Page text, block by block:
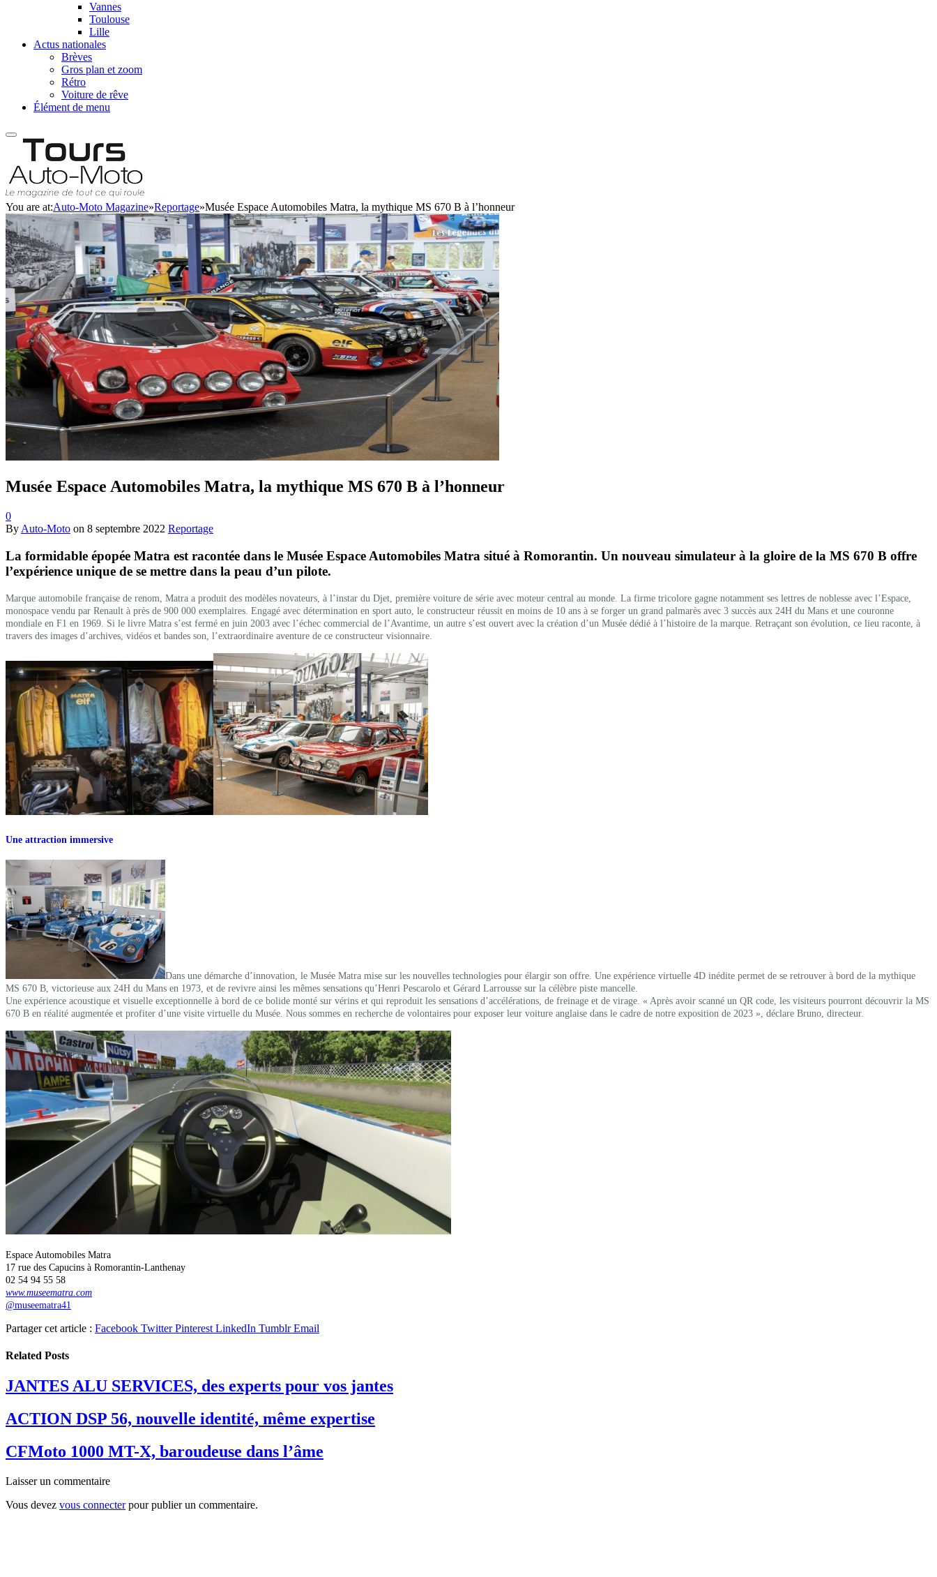
Vannes
Toulouse
Lille
Actus nationales
Brèves
Gros plan et zoom
Rétro
Voiture de rêve
Élément de menu
You are at:Auto-Moto Magazine»Reportage»Musée Espace Automobiles Matra, la mythique MS 670 B à l’honneur
Musée Espace Automobiles Matra, la mythique MS 670 B à l’honneur
0
By Auto-Moto on 8 septembre 2022 Reportage
La formidable épopée Matra est racontée dans le Musée Espace Automobiles Matra situé à Romorantin. Un nouveau simulateur à la gloire de la MS 670 B offre
l’expérience unique de se mettre dans la peau d’un pilote.
Marque automobile française de renom, Matra a produit des modèles novateurs, à l’instar du Djet, première voiture de série avec moteur central au monde. La firme tricolore gagne notamment ses lettres de noblesse avec l’Espace,
monospace vendu par Renault à près de 900 000 exemplaires. Engagé avec détermination en sport auto, le constructeur réussit en moins de 10 ans à se forger un grand palmarès avec 3 succès aux 24H du Mans et une couronne
mondiale en F1 en 1969. Si le livre Matra s’est fermé en juin 2003 avec l’échec commercial de l’Avantime, un autre s’est ouvert avec la création d’un Musée dédié à l’histoire de la marque. Retraçant son évolution, ce lieu raconte, à
travers des images d’archives, vidéos et bandes son, l’extraordinaire aventure de ce constructeur visionnaire.
Une attraction immersive
Dans une démarche d’innovation, le Musée Matra mise sur les nouvelles technologies pour élargir son offre. Une expérience virtuelle 4D inédite permet de se retrouver à bord de la mythique
MS 670 B, victorieuse aux 24H du Mans en 1973, et de revivre ainsi les mêmes sensations qu’Henri Pescarolo et Gérard Larrousse sur la célèbre piste mancelle.
Une expérience acoustique et visuelle exceptionnelle à bord de ce bolide monté sur vérins et qui reproduit les sensations d’accélérations, de freinage et de virage. « Après avoir scanné un QR code, les visiteurs pourront découvrir la MS
670 B en réalité augmentée et profiter d’une visite virtuelle du Musée. Nous sommes en recherche de volontaires pour exposer leur voiture anglaise dans le cadre de notre exposition de 2023 », déclare Bruno, directeur.
Espace Automobiles Matra
17 rue des Capucins à Romorantin-Lanthenay
02 54 94 55 58
www.museematra.com
@museematra41
Partager cet article : Facebook Twitter Pinterest LinkedIn Tumblr Email
Related Posts
JANTES ALU SERVICES, des experts pour vos jantes
ACTION DSP 56, nouvelle identité, même expertise
CFMoto 1000 MT-X, baroudeuse dans l’âme
Laisser un commentaire
Vous devez vous connecterpour publier un commentaire.